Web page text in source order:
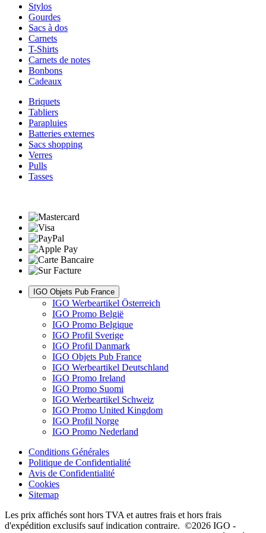
Stylos
Gourdes
Sacs à dos
Carnets
T-Shirts
Carnets de notes
Bonbons
Cadeaux
Briquets
Tabliers
Parapluies
Batteries externes
Sacs shopping
Verres
Pulls
Tasses
IGO Objets Pub France
IGO Werbeartikel Österreich
IGO Promo België
IGO Promo Belgique
IGO Profil Sverige
IGO Profil Danmark
IGO Objets Pub France
IGO Werbeartikel Deutschland
IGO Promo Ireland
IGO Promo Suomi
IGO Werbeartikel Schweiz
IGO Promo United Kingdom
IGO Profil Norge
IGO Promo Nederland
Conditions Générales
Politique de Confidentialité
Avis de Confidentialité
Cookies
Sitemap
Les prix affichés sont hors TVA et autres frais et hors frais
d'expédition exclusifs sauf indication contraire. ©2026 IGO -